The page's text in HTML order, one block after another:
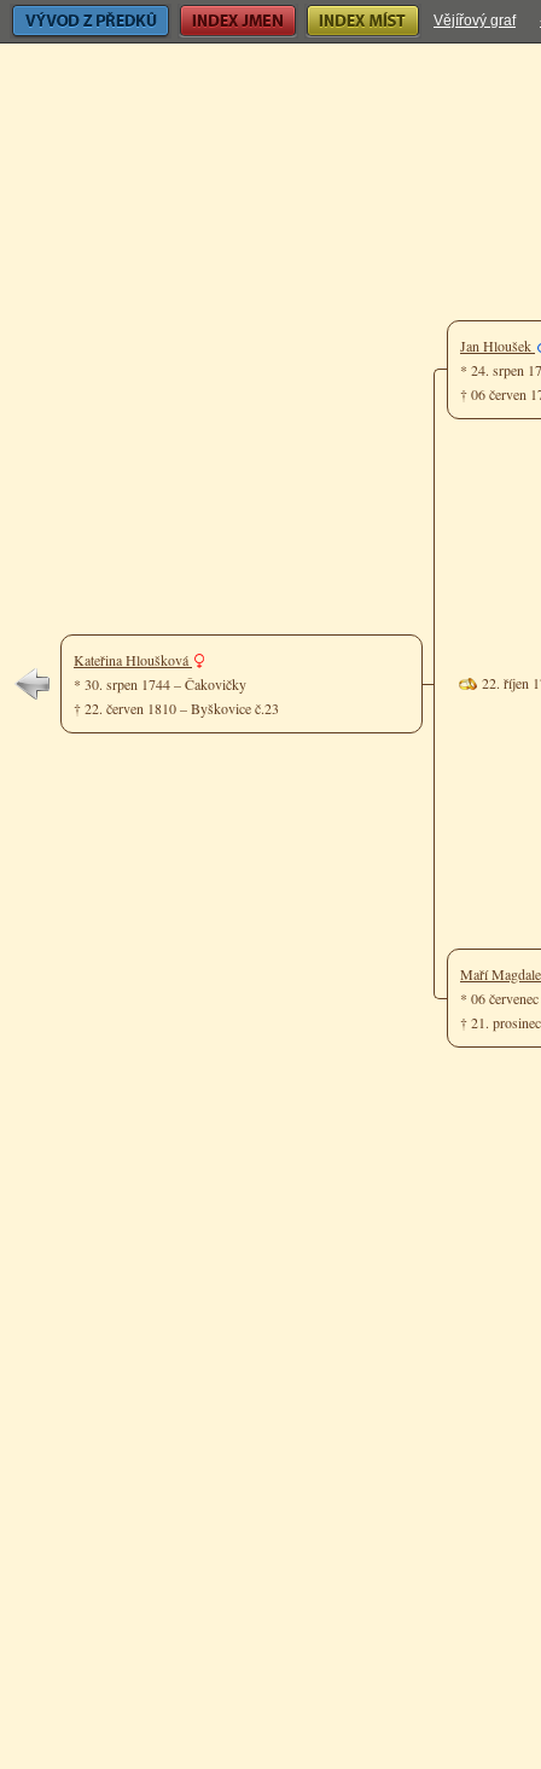
Vývod z předků Index jmen Index míst Vějířový graf
Kateřina Hloušková
* 30. srpen 1744 – Čakovičky
† 22. červen 1810 – Byškovice č.23
Jan Hloušek
* 24. srpen
† 06 červen
22. říjen
Maří
* 06
† 21.